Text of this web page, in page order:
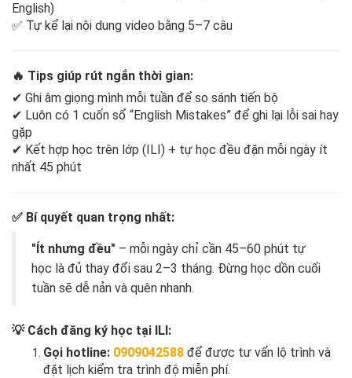
English)
✅ Tự kể lại nội dung video bằng 5–7 câu
🔥 Tips giúp rút ngắn thời gian:
✔ Ghi âm giọng mình mỗi tuần để so sánh tiến bộ
✔ Luôn có 1 cuốn sổ “English Mistakes” để ghi lại lỗi sai hay
gặp
✔ Kết hợp học trên lớp (ILI) + tự học đều đặn mỗi ngày ít
nhất 45 phút
✅ Bí quyết quan trọng nhất:
"Ít nhưng đều" – mỗi ngày chỉ cần 45–60 phút tự
học là đủ thay đổi sau 2–3 tháng. Đừng học dồn cuối
tuần sẽ dễ nản và quên nhanh.
💡 Cách đăng ký học tại ILI:
Gọi hotline: 0909042588 để được tư vấn lộ trình và
đặt lịch kiểm tra trình độ miễn phí.